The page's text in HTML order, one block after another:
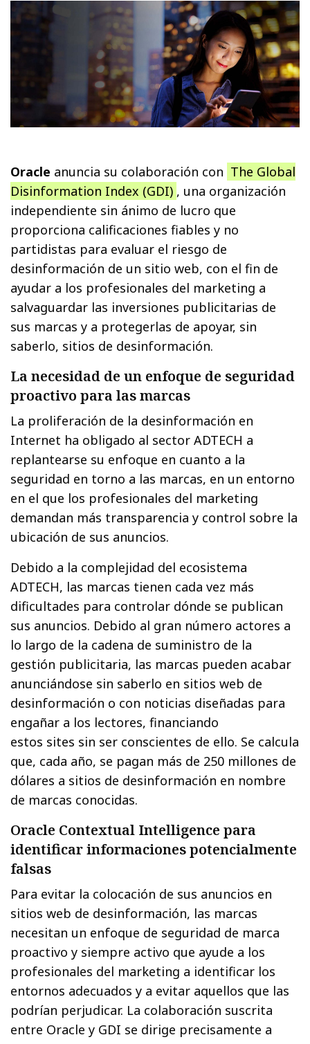
Oracle anuncia su colaboración con The Global
Disinformation Index (GDI) , una organización
independiente sin ánimo de lucro que
proporciona calificaciones fiables y no
partidistas para evaluar el riesgo de
desinformación de un sitio web, con el fin de
ayudar a los profesionales del marketing a
salvaguardar las inversiones publicitarias de
sus marcas y a protegerlas de apoyar, sin
saberlo, sitios de desinformación.
La necesidad de un enfoque de seguridad
proactivo para las marcas
La proliferación de la desinformación en
Internet ha obligado al sector ADTECH a
replantearse su enfoque en cuanto a la
seguridad en torno a las marcas, en un entorno
en el que los profesionales del marketing
demandan más transparencia y control sobre la
ubicación de sus anuncios.
Debido a la complejidad del ecosistema
ADTECH, las marcas tienen cada vez más
dificultades para controlar dónde se publican
sus anuncios. Debido al gran número actores a
lo largo de la cadena de suministro de la
gestión publicitaria, las marcas pueden acabar
anunciándose sin saberlo en sitios web de
desinformación o con noticias diseñadas para
engañar a los lectores, financiando
estos sites sin ser conscientes de ello. Se calcula
que, cada año, se pagan más de 250 millones de
dólares a sitios de desinformación en nombre
de marcas conocidas.
Oracle Contextual Intelligence para
identificar informaciones potencialmente
falsas
Para evitar la colocación de sus anuncios en
sitios web de desinformación, las marcas
necesitan un enfoque de seguridad de marca
proactivo y siempre activo que ayude a los
profesionales del marketing a identificar los
entornos adecuados y a evitar aquellos que las
podrían perjudicar. La colaboración suscrita
entre Oracle y GDI se dirige precisamente a